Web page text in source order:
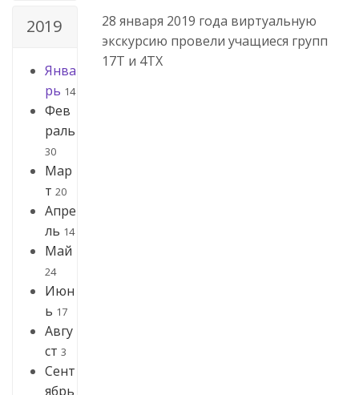
2019
Янва
рь 14
Фев
раль
30
Мар
т 20
Апре
ль 14
Май
24
Июн
ь 17
Авгу
ст 3
Сент
ябрь
28 января 2019 года виртуальную
экскурсию провели учащиеся групп
17Т и 4ТХ